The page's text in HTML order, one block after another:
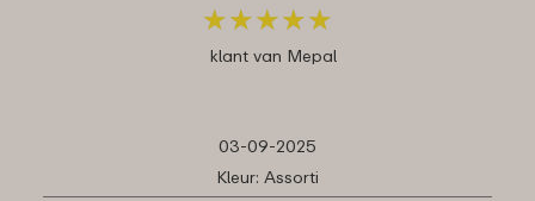
★★★★★
★★★★★
klant van Mepal
03-09-2025
Kleur: Assorti